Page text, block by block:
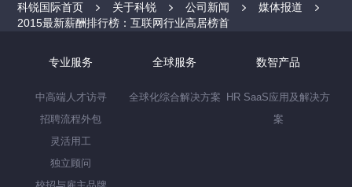
科锐国际首页 关于科锐 公司新闻
媒体报道
2015最新薪酬排行榜：互联网行业高居榜首
专业服务
中高端人才访寻
招聘流程外包
灵活用工
独立顾问
全球服务
全球化综合解决方案
数智产品
HR SaaS应用及解决方
案